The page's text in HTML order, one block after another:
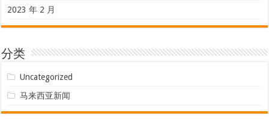
2023 年 2 月
分类
Uncategorized
马来西亚新闻